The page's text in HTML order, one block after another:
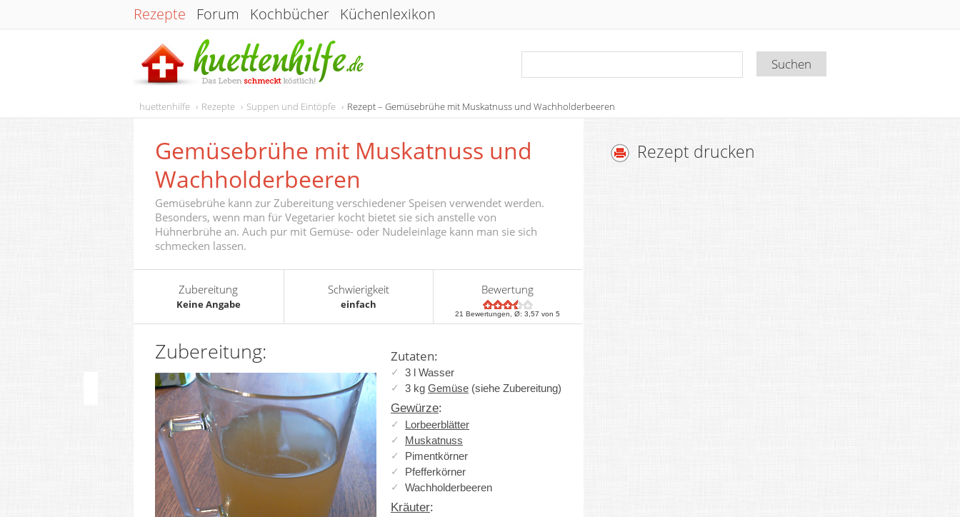
Rezepte Forum Kochbücher Küchenlexikon
huettenhilfe Rezepte Suppen und Eintöpfe Rezept – Gemüsebrühe mit Muskatnuss und Wachholderbeeren
Gemüsebrühe mit Muskatnuss und
Wachholderbeeren
Gemüsebrühe kann zur Zubereitung verschiedener Speisen verwendet werden.
Besonders, wenn man für Vegetarier kocht bietet sie sich anstelle von
Hühnerbrühe an. Auch pur mit Gemüse- oder Nudeleinlage kann man sie sich
schmecken lassen.
Zubereitung
Keine Angabe
Schwierigkeit
einfach
Bewertung
21 Bewertungen, Ø:3,57 von 5
Zutaten:
3 l Wasser
3 kg Gemüse (siehe Zubereitung)
Gewürze:
Lorbeerblätter
Muskatnuss
Pimentkörner
Pfefferkörner
Wachholderbeeren
Kräuter:
Zubereitung:
Rezept drucken